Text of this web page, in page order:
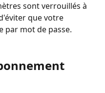
sont verrouillés à
que votre
par mot de passe.